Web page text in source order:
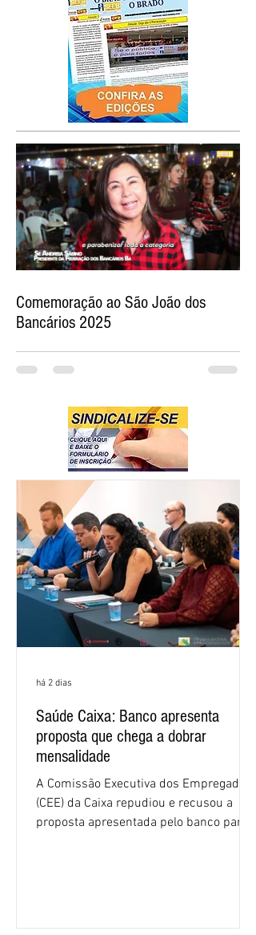
Comemoração ao São João dos
Bancários 2025
Saúde Caixa: Banco apresenta
proposta que chega a dobrar
mensalidade
A Comissão Executiva dos Empregados
(CEE) da Caixa repudiou e recusou a
proposta apresentada pelo banco para o
há 2 dias